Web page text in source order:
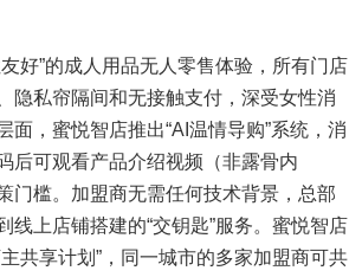
好”的成人用品无人零售体验，所有门店
隐私帘隔间和无接触支付，深受女性消
面，蜜悦智店推出“AI温情导购”系统，消
后可观看产品介绍视频（非露骨内
门槛。加盟商无需任何技术背景，总部
线上店铺搭建的“交钥匙”服务。蜜悦智店
共享计划”，同一城市的多家加盟商可共